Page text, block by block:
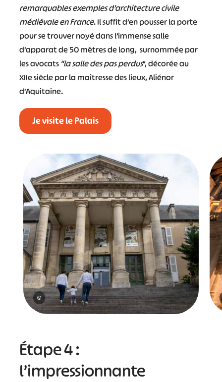
remarquables exemples d’architecture civile
médiévale en France. Il suffit d’en pousser la porte
pour se trouver noyé dans l’immense salle
d’apparat de 50 mètres de long, surnommée par
les avocats “la salle des pas perdus“, décorée au
XIIe siècle par la maîtresse des lieux, Aliénor
d’Aquitaine.
Je visite le Palais
©
Étape 4 :
l’impressionnante